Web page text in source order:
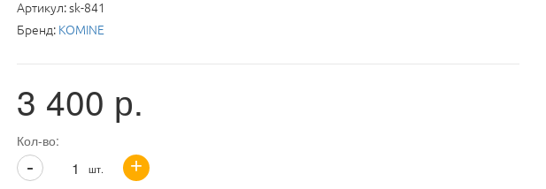
Артикул:sk-841
Бренд: KOMINE
3 400 р.
Кол-во:
шт. +
-